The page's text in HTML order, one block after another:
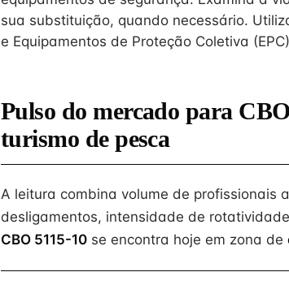
sua substituição, quando necessário.
e Equipamentos de Proteção Coletiva
Pulso do mercado para
turismo de pesca
A leitura combina volume de profissionais
desligamentos, intensidade de
CBO 5115-10 se encontra hoje em zona de